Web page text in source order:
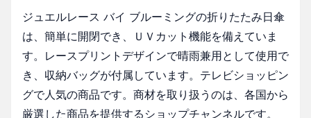
ジュエルレース バイ ブルーミングの折りたたみ日傘
は、簡単に開閉でき、ＵＶカット機能を備えていま
す。レースプリントデザインで晴雨兼用として使用で
き、収納バッグが付属しています。テレビショッピン
グで人気の商品です。商材を取り扱うのは、各国から
厳選した商品を提供するショップチャンネルです。